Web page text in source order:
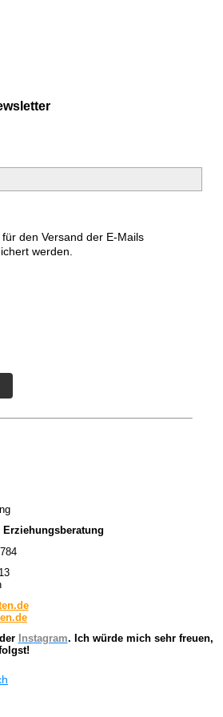
den Versand der E-Mails
werden.
nstagram. Ich würde mich sehr freuen,